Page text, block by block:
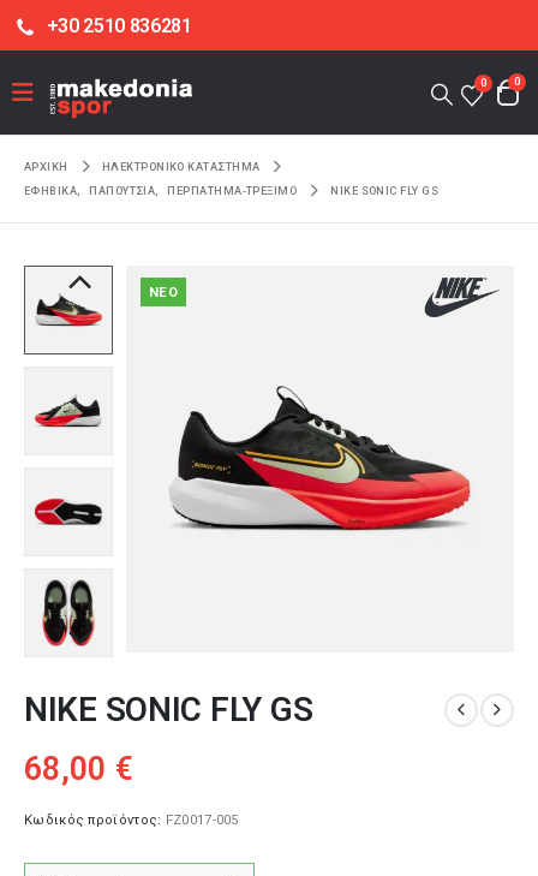
+30 2510 836281
0 0
ΑΡΧΙΚΉ
ΗΛΕΚΤΡΟΝΙΚΌ ΚΑΤΆΣΤΗΜΑ
ΕΦΗΒΙΚΑ
ΠΑΠΟΥΤΣΙΑ ΠΕΡΠΑΤΗΜΑ-ΤΡΕΞΙΜΟ NIKE SONIC FLY GS
NEO
NIKE SONIC FLY GS
68,00 €
Κωδικός προϊόντος: FZ0017-005